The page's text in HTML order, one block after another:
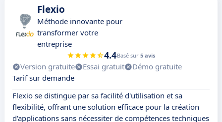
Flexio
Méthode innovante pour
transformer votre
entreprise
4.4Basé sur 5 avis
Version gratuite Essai gratuit
Démo gratuite
Tarif sur demande
Flexio se distingue par sa facilité d'utilisation et sa
flexibilité, offrant une solution efficace pour la création
d'applications sans nécessiter de compétences techniques